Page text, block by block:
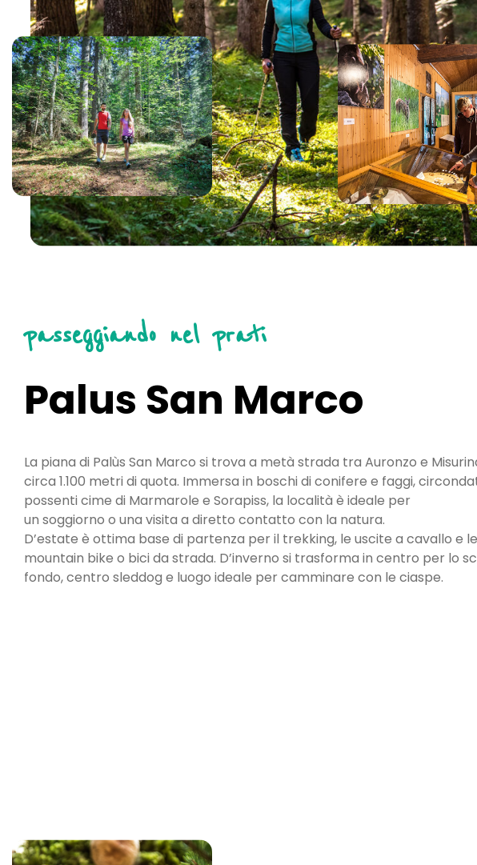
passeggiando nel prati
Palus San Marco
La piana di Palùs San Marco si trova a metà strada tra Auronzo e
circa 1.100 metri di quota. Immersa in boschi di conifere e faggi,
possenti cime di Marmarole e Sorapiss, la località è ideale per
un soggiorno o una visita a diretto contatto con la natura.
D’estate è ottima base di partenza per il trekking, le uscite a cavallo e
mountain bike o bici da strada. D’inverno si trasforma in centro per lo
fondo, centro sleddog e luogo ideale per camminare con le ciaspe.